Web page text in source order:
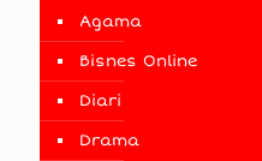
Agama
Bisnes Online
Diari
Drama